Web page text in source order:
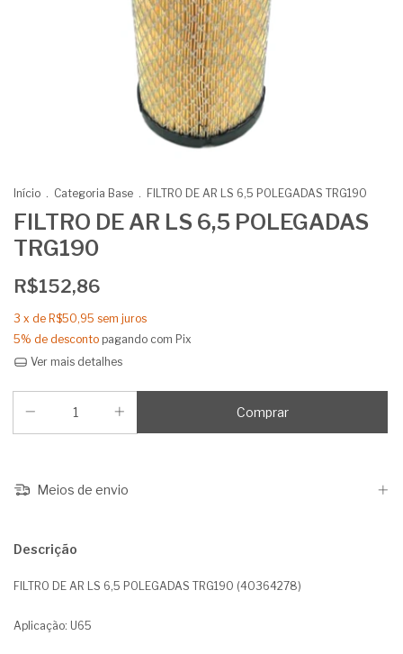
Início . Categoria Base . FILTRO DE AR LS 6,5 POLEGADAS TRG190
FILTRO DE AR LS 6,5 POLEGADAS
TRG190
R$152,86
3 x de R$50,95 sem juros
5% de desconto pagando com Pix
Ver mais detalhes
Meios de envio
Descrição
FILTRO DE AR LS 6,5 POLEGADAS TRG190 (40364278)
Aplicação: U65